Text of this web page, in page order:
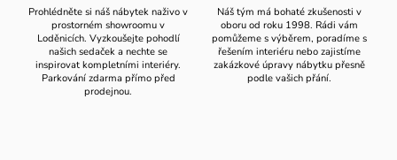
Prohlédněte si náš nábytek naživo v
prostorném showroomu v
Loděnicích. Vyzkoušejte pohodlí
našich sedaček a nechte se
inspirovat kompletními interiéry.
Parkování zdarma přímo před
prodejnou.
Náš tým má bohaté zkušenosti v
oboru od roku 1998. Rádi vám
pomůžeme s výběrem, poradíme s
řešením interiéru nebo zajistíme
zakázkové úpravy nábytku přesně
podle vašich přání.